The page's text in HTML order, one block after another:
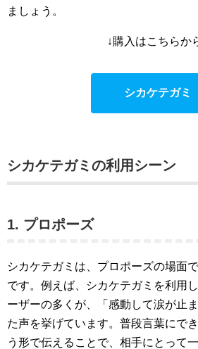
ましょう。
↓購入はこちらか
シカケテガミ
シカケテガミの利用シーン
1. プロポーズ
シカケテガミは、プロポーズの場面
です。例えば、シカケテガミを利用
ーザーの多くが、「感動して涙が止
た声を挙げています。普段言葉にで
う形で伝えることで、相手にとって